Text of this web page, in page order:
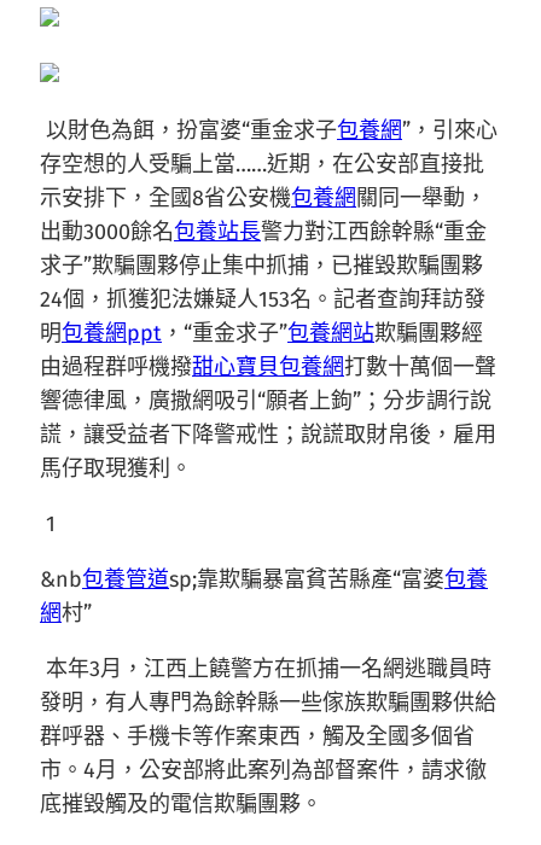
以財色為餌，扮富婆“重金求子包養網”，引來心
存空想的人受騙上當……近期，在公安部直接批
示安排下，全國8省公安機包養網關同一舉動，
出動3000餘名包養站長警力對江西餘幹縣“重金
求子”欺騙團夥停止集中抓捕，已摧毀欺騙團夥
24個，抓獲犯法嫌疑人153名。記者查詢拜訪發
明包養網ppt ，“重金求子”包養網站欺騙團夥經
由過程群呼機撥甜心寶貝包養網打數十萬個一聲
響德律風，廣撒網吸引“願者上鉤”；分步調行說
謊，讓受益者下降警戒性；說謊取財帛後，雇用
馬仔取現獲利。
1
&nb包養管道sp;靠欺騙暴富貧苦縣產“富婆包養
網村”
本年3月，江西上饒警方在抓捕一名網逃職員時
發明，有人專門為餘幹縣一些傢族欺騙團夥供給
群呼器、手機卡等作案東西，觸及全國多個省
市。4月，公安部將此案列為部督案件，請求徹
底摧毀觸及的電信欺騙團夥。